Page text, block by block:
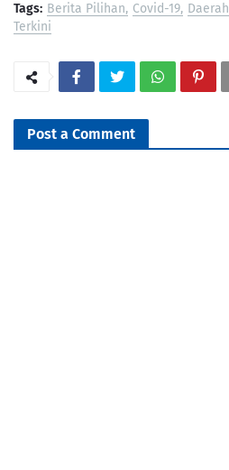
Tags: Berita Pilihan Covid-19 Daerah
Terkini
Post a Comment